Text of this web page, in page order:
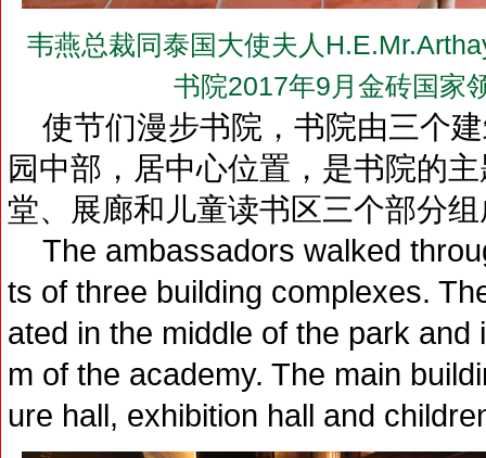
韦燕总裁同泰国大使夫人
书院2017年9月金砖国家
使节们漫步书院，书院由三个
园中部，居中心位置，是书院的
堂、展廊和儿童读书区三个部分
The ambassadors walked
ts of three building complexes.
ated in the middle of the park
m of the academy. The main
ure hall, exhibition hall and